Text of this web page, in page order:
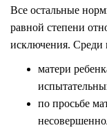
Все остальные
равной степени
исключения. Среди
матери
по просьбе